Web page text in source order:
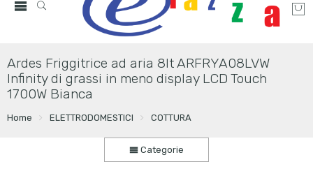
Ardes Friggitrice ad aria 8lt ARFRYA08LVW
Infinity di grassi in meno display LCD Touch
1700W Bianca
Home ELETTRODOMESTICI COTTURA
Categorie